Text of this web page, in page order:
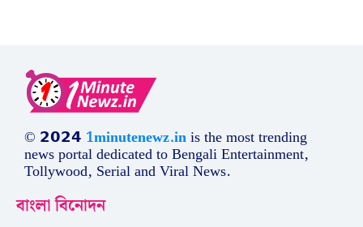
© 𝟮𝟬𝟮𝟰 1minutenewz.inis the most trending
news portal dedicated to Bengali Entertainment,
Tollywood, Serial and Viral News.
বাংলা বিনোদন